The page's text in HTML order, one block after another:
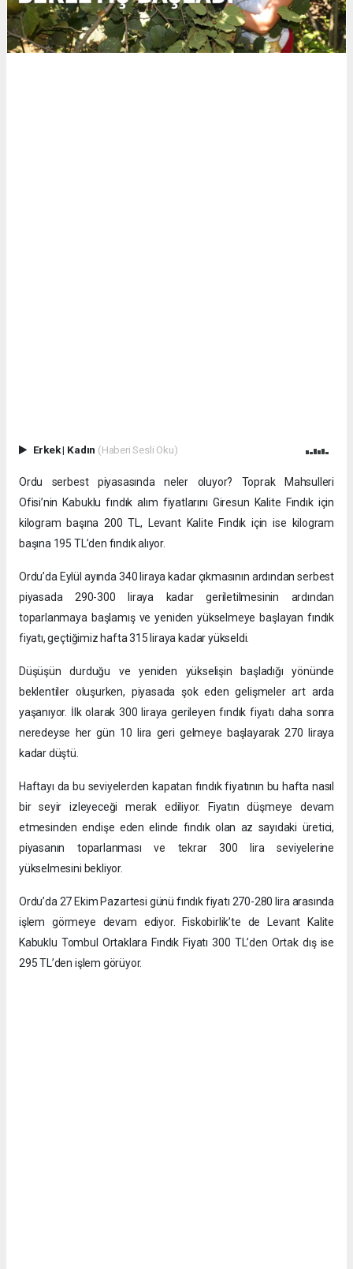
Erkek| Kadın (Haberi Sesli Oku)
Ordu serbest piyasasında neler oluyor? Toprak Mahsulleri
Ofisi’nin Kabuklu fındık alım fiyatlarını Giresun Kalite Fındık için
kilogram başına 200 TL, Levant Kalite Fındık için ise kilogram
başına 195 TL’den fındık alıyor.
Ordu’da Eylül ayında 340 liraya kadar çıkmasının ardından serbest
piyasada 290-300 liraya kadar geriletilmesinin ardından
toparlanmaya başlamış ve yeniden yükselmeye başlayan fındık
fiyatı, geçtiğimiz hafta 315 liraya kadar yükseldi.
Düşüşün durduğu ve yeniden yükselişin başladığı yönünde
beklentiler oluşurken, piyasada şok eden gelişmeler art arda
yaşanıyor. İlk olarak 300 liraya gerileyen fındık fiyatı daha sonra
neredeyse her gün 10 lira geri gelmeye başlayarak 270 liraya
kadar düştü.
Haftayı da bu seviyelerden kapatan fındık fiyatının bu hafta nasıl
bir seyir izleyeceği merak ediliyor. Fiyatın düşmeye devam
etmesinden endişe eden elinde fındık olan az sayıdaki üretici,
piyasanın toparlanması ve tekrar 300 lira seviyelerine
yükselmesini bekliyor.
Ordu’da 27 Ekim Pazartesi günü fındık fiyatı 270-280 lira arasında
işlem görmeye devam ediyor. Fiskobirlik’te de Levant Kalite
Kabuklu Tombul Ortaklara Fındık Fiyatı 300 TL’den Ortak dış ise
295 TL’den işlem görüyor.